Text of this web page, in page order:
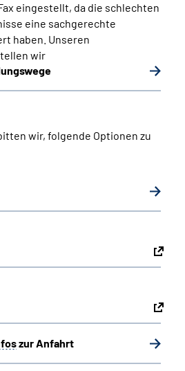
eingestellt, da die schlechten
eine sachgerechte
haben. Unseren
wir
wir, folgende Optionen zu
zur Anfahrt